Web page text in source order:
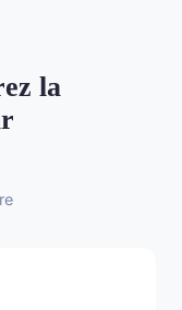
la